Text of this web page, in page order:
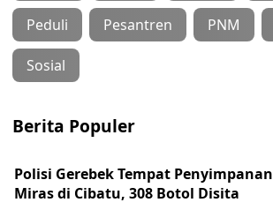
Peduli Pesantren PNM
Sosial
Berita Populer
Polisi Gerebek Tempat Penyimpanan
Miras di Cibatu, 308 Botol Disita